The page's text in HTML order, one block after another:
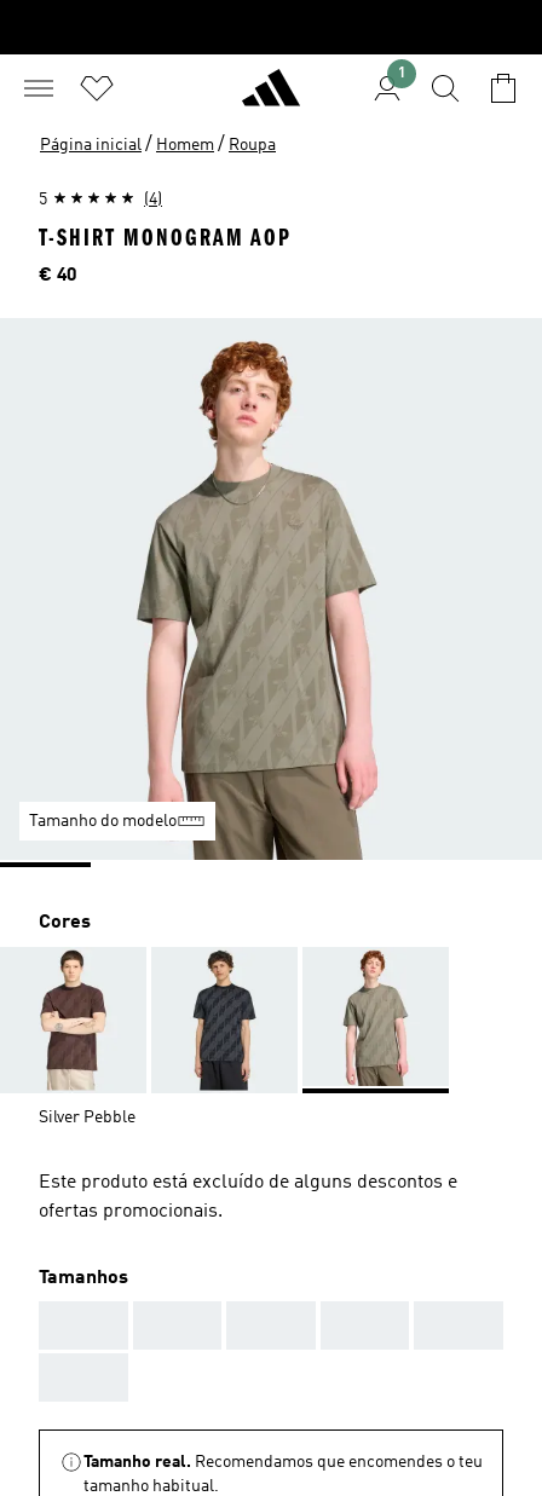
1
Página inicial / Homem / Roupa
5 (4)
T-SHIRT MONOGRAM AOP
Preço
€ 40
Tamanho do modelo
Cores
Silver Pebble
Este produto está excluído de alguns descontos e
ofertas promocionais.
Tamanhos
Tamanho real. Recomendamos que encomendes o teu
tamanho habitual.